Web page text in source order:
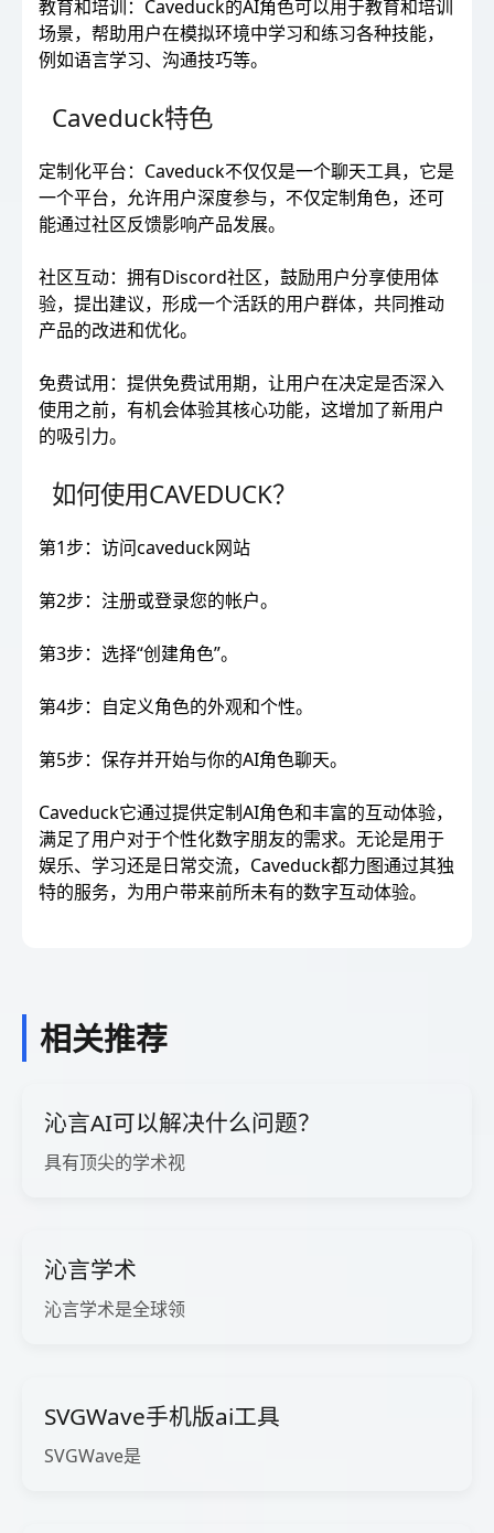
教育和培训：Caveduck的AI角色可以用于教育和培训
场景，帮助用户在模拟环境中学习和练习各种技能，
例如语言学习、沟通技巧等。
Caveduck特色
定制化平台：Caveduck不仅仅是一个聊天工具，它是
一个平台，允许用户深度参与，不仅定制角色，还可
能通过社区反馈影响产品发展。
社区互动：拥有Discord社区，鼓励用户分享使用体
验，提出建议，形成一个活跃的用户群体，共同推动
产品的改进和优化。
免费试用：提供免费试用期，让用户在决定是否深入
使用之前，有机会体验其核心功能，这增加了新用户
的吸引力。
如何使用CAVEDUCK？
第1步：访问caveduck网站
第2步：注册或登录您的帐户。
第3步：选择“创建角色”。
第4步：自定义角色的外观和个性。
第5步：保存并开始与你的AI角色聊天。
Caveduck它通过提供定制AI角色和丰富的互动体验，
满足了用户对于个性化数字朋友的需求。无论是用于
娱乐、学习还是日常交流，Caveduck都力图通过其独
特的服务，为用户带来前所未有的数字互动体验。
相关推荐
沁言AI可以解决什么问题？
具有顶尖的学术视
沁言学术
沁言学术是全球领
SVGWave手机版ai工具
SVGWave是